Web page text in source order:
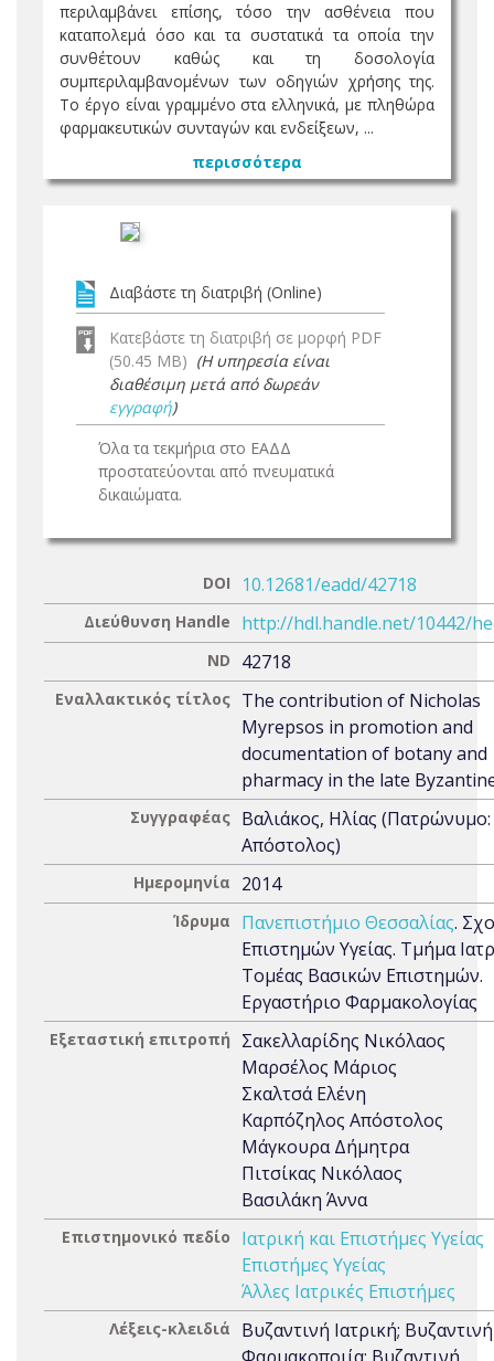
περιλαμβάνει επίσης, τόσο την ασθένεια που
καταπολεμά όσο και τα συστατικά τα οποία την
συνθέτουν καθώς και τη δοσολογία
συμπεριλαμβανομένων των οδηγιών χρήσης της.
Tο έργο είναι γραμμένο στα ελληνικά, με πληθώρα
φαρμακευτικών συνταγών και ενδείξεων, ...
περισσότερα
Διαβάστε τη διατριβή (Online)
Κατεβάστε τη διατριβή σε μορφή PDF
(50.45 MB) (Η υπηρεσία είναι
διαθέσιμη μετά από δωρεάν
εγγραφή)
Όλα τα τεκμήρια στο ΕΑΔΔ
προστατεύονται από πνευματικά
δικαιώματα.
DOI 10.12681/eadd/42718
Διεύθυνση Handle http://hdl.handle.net/10442/
ND 42718
Εναλλακτικός τίτλος The contribution of Nicholas
Myrepsos in promotion and
documentation of botany and
pharmacy in the late
Συγγραφέας Βαλιάκος, Ηλίας (Πατρώνυμο:
Απόστολος)
Ημερομηνία 2014
Ίδρυμα Πανεπιστήμιο Θεσσαλίας.
Επιστημών Υγείας. Τμήμα
Τομέας Βασικών Επιστημών.
Εργαστήριο Φαρμακολογίας
Εξεταστική επιτροπή
Σακελλαρίδης Νικόλαος
Μαρσέλος Μάριος
Σκαλτσά Ελένη
Καρπόζηλος Απόστολος
Μάγκουρα Δήμητρα
Πιτσίκας Νικόλαος
Βασιλάκη Άννα
Επιστημονικό πεδίο
Ιατρική και Επιστήμες Υγείας
Επιστήμες Υγείας
Άλλες Ιατρικές Επιστήμες
Λέξεις-κλειδιά
Βυζαντινή Ιατρική; Βυζαντινή